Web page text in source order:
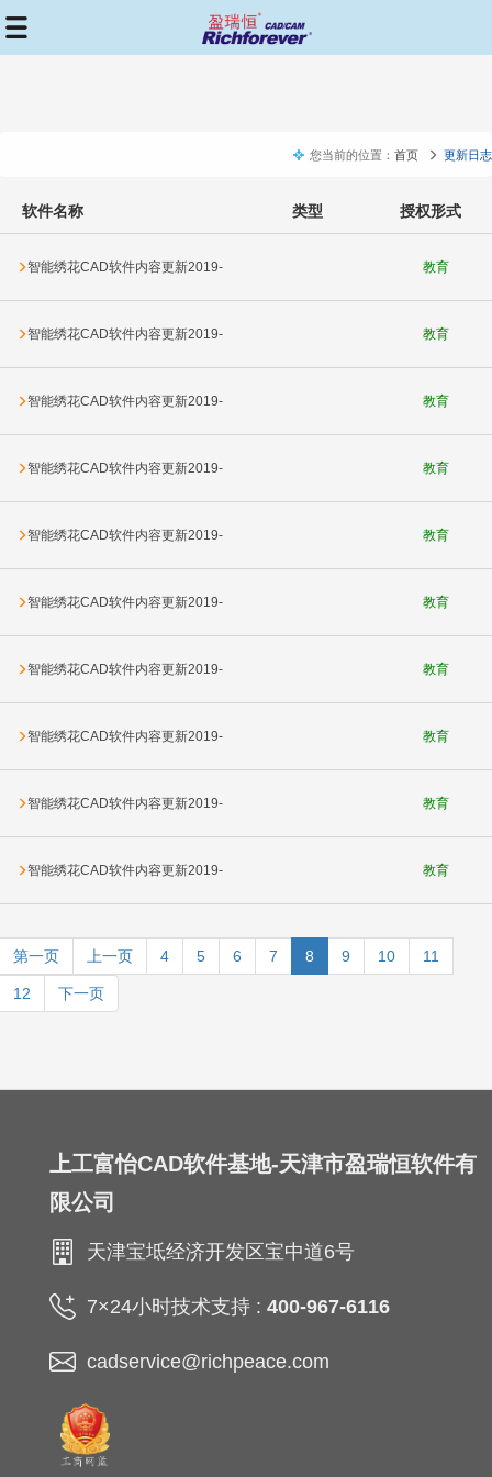
您当前的位置： 首页 更新日志
软件名称 类型 授权形式
智能绣花CAD软件内容更新2019- 教育
智能绣花CAD软件内容更新2019- 教育
智能绣花CAD软件内容更新2019- 教育
智能绣花CAD软件内容更新2019- 教育
智能绣花CAD软件内容更新2019- 教育
智能绣花CAD软件内容更新2019- 教育
智能绣花CAD软件内容更新2019- 教育
智能绣花CAD软件内容更新2019- 教育
智能绣花CAD软件内容更新2019- 教育
智能绣花CAD软件内容更新2019- 教育
第一页 上一页 4 5 6 7 8 9 10 11
12 下一页
上工富怡CAD软件基地-天津市盈瑞恒软件有
限公司
天津宝坻经济开发区宝中道6号
7×24小时技术支持 : 400-967-6116
cadservice@richpeace.com